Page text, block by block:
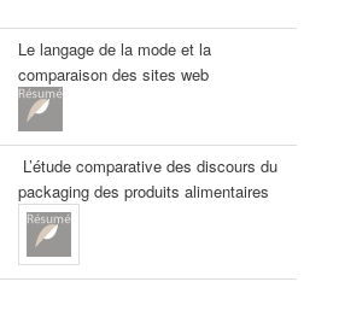
Le langage de la mode et la
comparaison des sites web
L’étude comparative des discours du
packaging des produits alimentaires